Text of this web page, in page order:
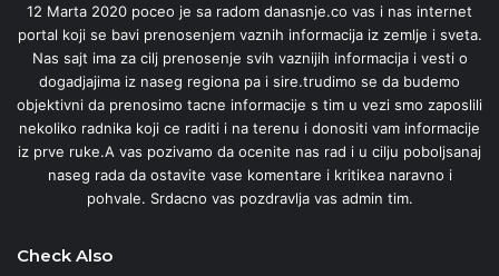
12 Marta 2020 poceo je sa radom danasnje.co vas i nas internet
portal koji se bavi prenosenjem vaznih informacija iz zemlje i sveta.
Nas sajt ima za cilj prenosenje svih vaznijih informacija i vesti o
dogadjajima iz naseg regiona pa i sire.trudimo se da budemo
objektivni da prenosimo tacne informacije s tim u vezi smo zaposlili
nekoliko radnika koji ce raditi i na terenu i donositi vam informacije
iz prve ruke.A vas pozivamo da ocenite nas rad i u cilju poboljsanaj
naseg rada da ostavite vase komentare i kritikea naravno i
pohvale. Srdacno vas pozdravlja vas admin tim.
Check Also